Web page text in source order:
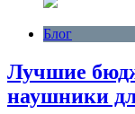
Блог
Лучшие
наушники